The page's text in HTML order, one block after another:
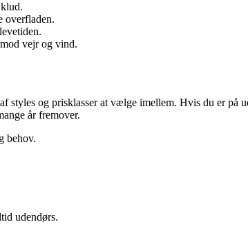
overfladen.
vejr og vind.
styles og prisklasser at vælge imellem. Hvis du er
år fremover.
behov.
udendørs.